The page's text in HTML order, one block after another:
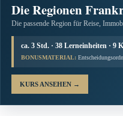
Die Regionen
Die passende Region für Reise,
ca. 3 Std. · 38 Lerneinheiten · 9
BONUSMATERIAL:
KURS ANSEHEN →